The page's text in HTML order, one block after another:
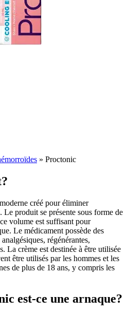
» Proctonic
créé pour éliminer
Le produit se présente sous forme de
volume est suffisant pour
Le médicament possède des
régénérantes,
La crème est destinée à être utilisée
être utilisés par les hommes et les
de plus de 18 ans, y compris les
est-ce une arnaque?